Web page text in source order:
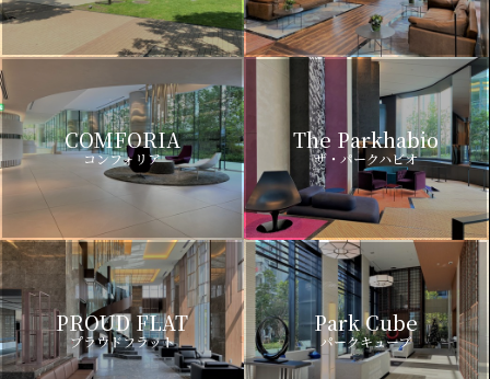
COMFORIA
コンフォリア
The Parkhabio
ザ・パークハビオ
PROUD FLAT
プラウドフラット
Park Cube
パークキューブ